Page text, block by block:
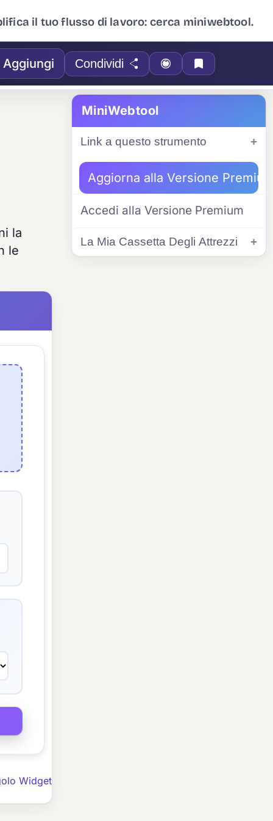
il tuo flusso di lavoro: cerca miniwebtool.
Aggiungi Condividi
la
le
Widget
MiniWebtool
Link a questo strumento
Aggiorna alla Versione
Accedi alla Versione Premium
La Mia Cassetta Degli Attrezzi